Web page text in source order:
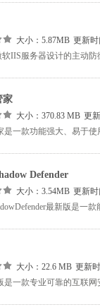
大小：5.87MB 更新时
家
大小：370.83 MB 更
Defender
大小：3.54MB 更新时
大小：22.6 MB 更新